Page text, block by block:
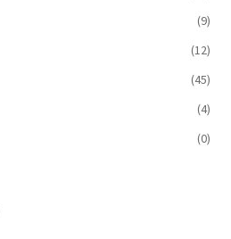
(9)
(12)
(45)
(4)
(0)